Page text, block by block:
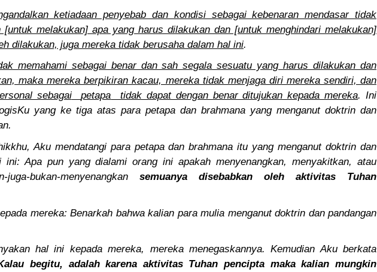
ketiadaan penyebab dan kondisi sebagai kebenaran mendasar tidak
[untuk melakukan] apa yang harus dilakukan dan [untuk menghindari melakukan]
dilakukan, juga mereka tidak berusaha dalam hal ini.
memahami sebagai benar dan sah segala sesuatu yang harus dilakukan dan
maka mereka berpikiran kacau, mereka tidak menjaga diri mereka sendiri, dan
sebagai
petapa tidak dapat dengan benar ditujukan kepada mereka. Ini
yang ke tiga atas para petapa dan brahmana yang menganut doktrin dan
Aku mendatangi para petapa dan brahmana itu yang menganut doktrin dan
ini: Apa pun yang dialami orang ini apakah menyenangkan, menyakitkan, atau
juga-bukan-menyenangkan semuanya disebabkan oleh aktivitas Tuhan
mereka: Benarkah bahwa kalian para mulia menganut doktrin dan pandangan
hal ini kepada mereka, mereka menegaskannya. Kemudian Aku berkata
begitu, adalah karena aktivitas Tuhan pencipta maka kalian mungkin